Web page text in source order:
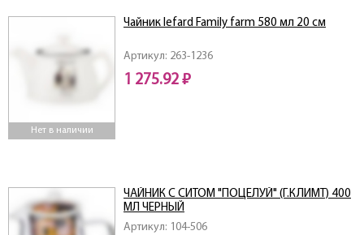
Нет в наличии
Артикул: 263-1236
Чайник lefard Family farm 580 мл 20 см
1 275.92 ₽
Артикул: 104-506
ЧАЙНИК С СИТОМ "ПОЦЕЛУЙ" (Г.КЛИМТ) 400
МЛ ЧЕРНЫЙ